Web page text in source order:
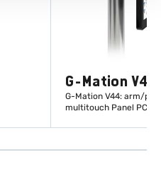
G-Mation V44
G-Mation V44: arm/
multitouch Panel PC